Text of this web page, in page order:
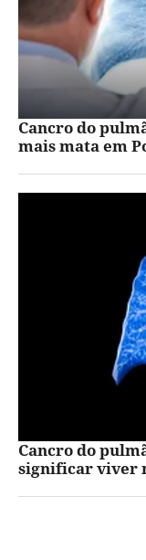
Cancro do
mais mata em
Cancro do
significar viver